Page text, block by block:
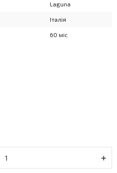
Laguna
Італія
60 міс